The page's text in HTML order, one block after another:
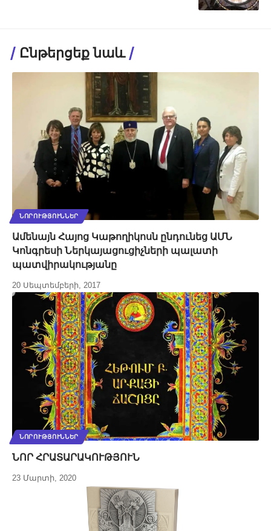
Ընթերցեք նաև
ՆՈՐՈՒԹՅՈՒՆՆԵՐ
Ամենայն Հայոց Կաթողիկոսն ընդունեց ԱՄՆ
Կոնգրեսի Ներկայացուցիչների պալատի
պատվիրակությանը
20 Սեպտեմբերի, 2017
ՆՈՐՈՒԹՅՈՒՆՆԵՐ
ՆՈՐ ՀՐԱՏԱՐԱԿՈՒԹՅՈՒՆ
23 Մարտի, 2020